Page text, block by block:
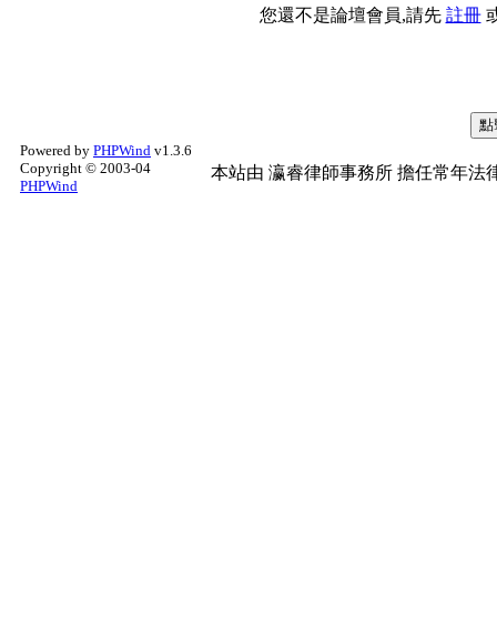
您還不是論壇會員,請先 註冊
Powered by PHPWind v1.3.6
Copyright © 2003-04
PHPWind
本站由 瀛睿律師事務所 擔任常年法